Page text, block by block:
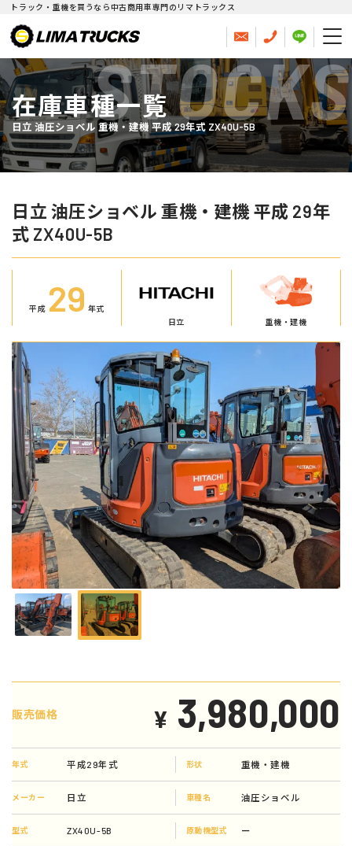
トラック・重機を買うなら中古商用車専門のリマトラックス
在庫車種一覧
日立 油圧ショベル 重機・建機 平成 29年式 ZX40U-5B
STOCKS
日立 油圧ショベル 重機・建機 平成 29年
式 ZX40U-5B
平成 29 年式
日立
重機・建機
販売価格 ¥ 3,980,000
年式 平成29年式 形状 重機・建機
メーカー 日立 車種名 油圧ショベル
型式 ZX40U-5B 原動機型式 ー